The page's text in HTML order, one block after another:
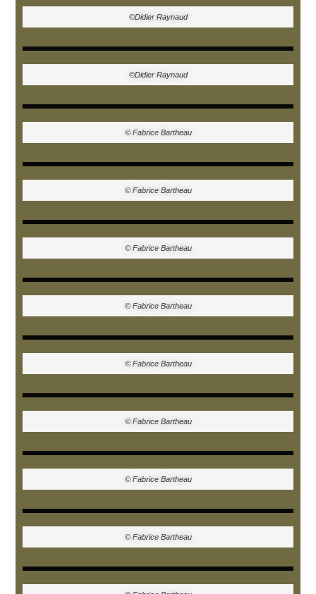
©Didier Raynaud
©Didier Raynaud
© Fabrice Bartheau
© Fabrice Bartheau
© Fabrice Bartheau
© Fabrice Bartheau
© Fabrice Bartheau
© Fabrice Bartheau
© Fabrice Bartheau
© Fabrice Bartheau